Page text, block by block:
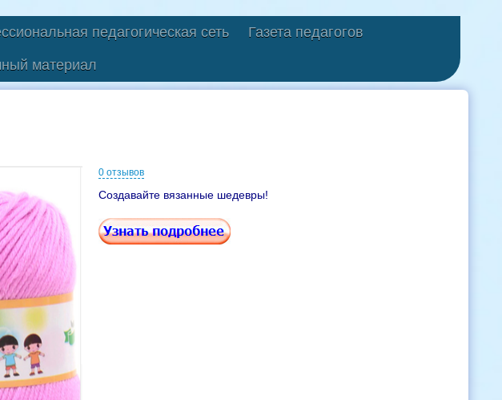
педагогическая сеть Газета педагогов
материал
0 отзывов
Создавайте вязанные шедевры!